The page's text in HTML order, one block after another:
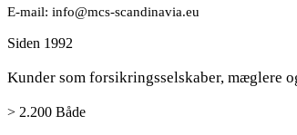
E-mail: info@mcs-scandinavia.eu
Siden 1992
Kunder som forsikringsselskaber, mæglere
> 2.200 Både